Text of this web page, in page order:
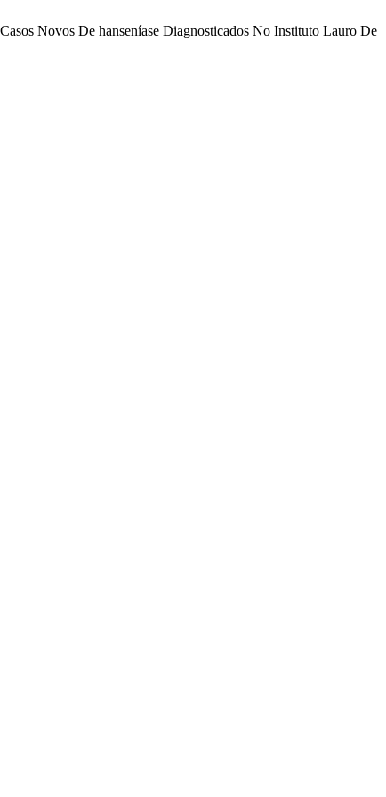
Novos De hanseníase Diagnosticados No Instituto Lauro De